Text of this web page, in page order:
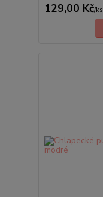
129,00 Kč/ks